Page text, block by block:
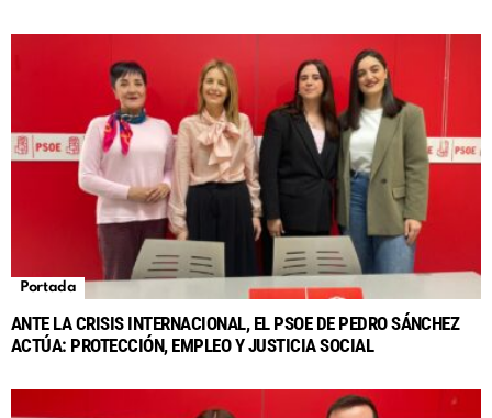
Portada
ANTE LA CRISIS INTERNACIONAL, EL PSOE DE PEDRO SÁNCHEZ
ACTÚA: PROTECCIÓN, EMPLEO Y JUSTICIA SOCIAL